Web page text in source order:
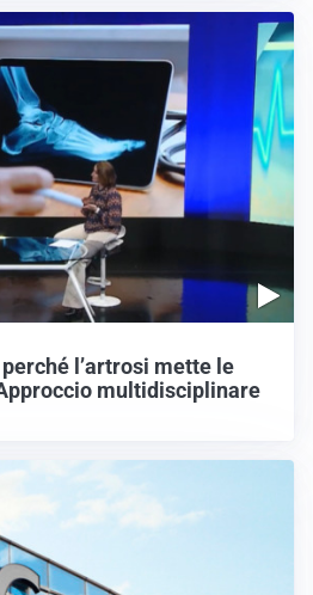
l’artrosi mette le
multidisciplinare